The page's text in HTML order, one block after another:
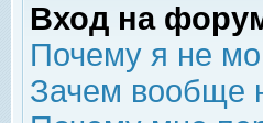
Вход на
Почему я не
Зачем вообще